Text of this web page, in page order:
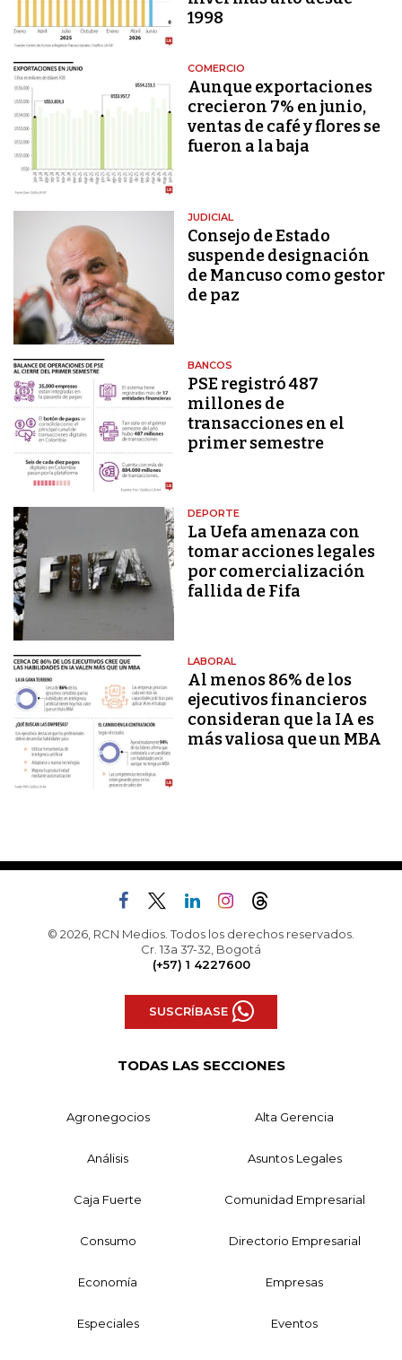
1998
COMERCIO
Aunque exportaciones
crecieron 7% en junio,
ventas de café y flores se
fueron a la baja
JUDICIAL
Consejo de Estado
suspende designación
de Mancuso como gestor
de paz
BANCOS
PSE registró 487
millones de
transacciones en el
primer semestre
DEPORTE
La Uefa amenaza con
tomar acciones legales
por comercialización
fallida de Fifa
LABORAL
Al menos 86% de los
ejecutivos financieros
consideran que la IA es
más valiosa que un MBA
© 2026, RCN Medios. Todos los derechos reservados.
Cr. 13a 37-32, Bogotá
(+57) 1 4227600
SUSCRÍBASE
TODAS LAS SECCIONES
Agronegocios Alta Gerencia
Análisis Asuntos Legales
Caja Fuerte Comunidad Empresarial
Consumo Directorio Empresarial
Economía Empresas
Especiales Eventos